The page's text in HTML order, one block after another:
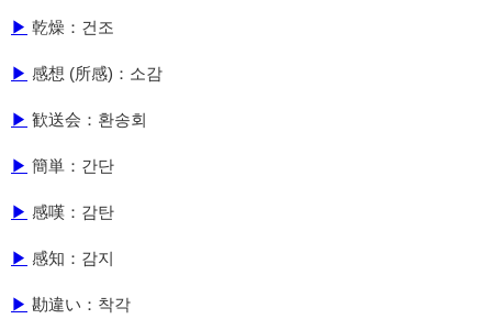
▶ 乾燥：건조
▶ 感想 (所感)：소감
▶ 歓送会：환송회
▶ 簡単：간단
▶ 感嘆：감탄
▶ 感知：감지
▶ 勘違い：착각